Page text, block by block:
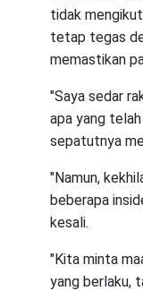
tidak
tetap tegas
memastikan
"Saya sedar
apa yang
sepatutnya
"Namun,
beberapa
kesali.
"Kita minta
yang berlaku,